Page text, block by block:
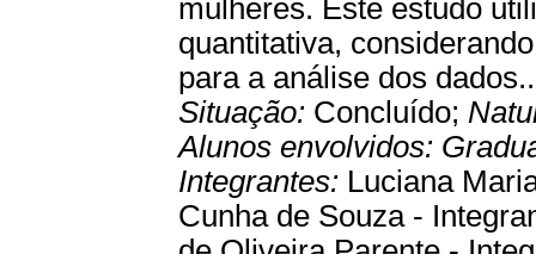
mulheres. Este estudo
quantitativa,
para a análise dos dados..
Situação: Concluído;
Alunos envolvidos:
Integrantes: Luciana
Cunha de Souza -